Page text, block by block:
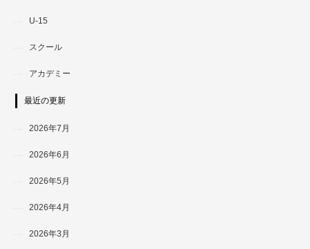
U-15
スクール
アカデミー
最近の更新
2026年7月
2026年6月
2026年5月
2026年4月
2026年3月